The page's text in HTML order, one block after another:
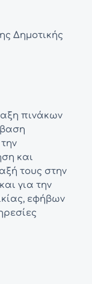
Δημοτικής
πινάκων
και
τους στην
για την
εφήβων